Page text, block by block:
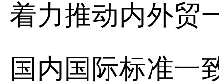
着力推动内外贸
国内国际标准一